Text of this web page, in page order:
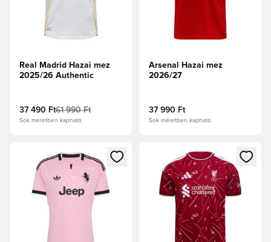
Real Madrid Hazai mez
2025/26 Authentic
37 490 Ft61 990 Ft
Sok méretben kapható
Arsenal Hazai mez
2026/27
37 990 Ft
Sok méretben kapható
Megnyit egy modált a bejelentkezéshez vagy a tagként
Megnyit egy modált a